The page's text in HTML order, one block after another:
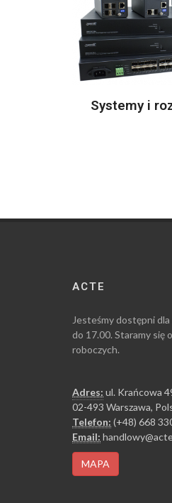
Systemy i
ACTE
Jesteśmy dostępni
do 17.00. Staramy się
roboczych.
Adres: ul. Krańcowa
02-493 Warszawa,
Telefon: (+48) 668
Email:
MAPA